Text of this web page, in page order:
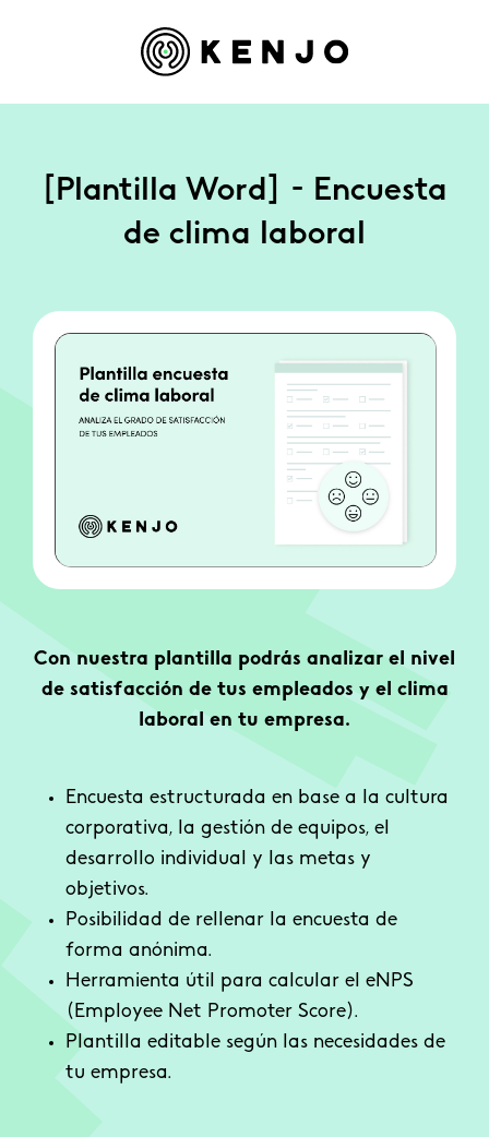
[Plantilla Word] - Encuesta
de clima laboral
Con nuestra plantilla podrás analizar el nivel
de satisfacción de tus empleados y el clima
laboral en tu empresa.
Encuesta estructurada en base a la cultura
corporativa, la gestión de equipos, el
desarrollo individual y las metas y
objetivos.
Posibilidad de rellenar la encuesta de
forma anónima.
Herramienta útil para calcular el eNPS
(Employee Net Promoter Score).
Plantilla editable según las necesidades de
tu empresa.